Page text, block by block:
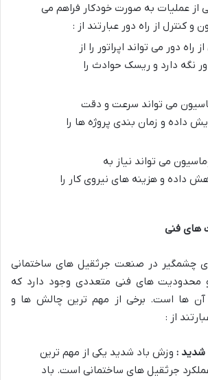
از عملیات به صورت خودکار فراهم می
و کنترل از راه دور عبارتند از :
راه دور می تواند اپراتور را از
نگه دارد و ریسک حوادث را
می تواند سرعت و دقت
داده و زمان بندی پروژه ها را
می تواند نیاز به
داده و هزینه های نیروی کار را
های فنی
چشمگیر در صنعت جرثقیل های ساختمانی
های فنی متعددی وجود دارد که
آن ها است. برخی از مهم ترین چالش ها و
از :
شدید : وزش باد شدید یکی از مهم ترین
جرثقیل های ساختمانی است. باد